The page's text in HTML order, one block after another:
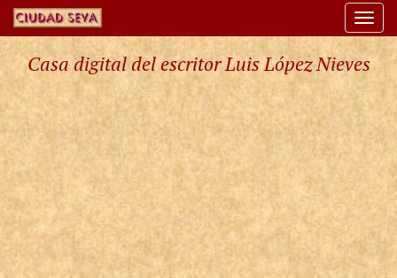
Casa digital del escritor Luis López Nieves